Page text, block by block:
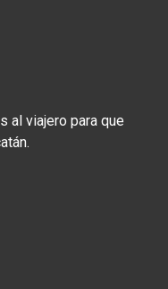
al viajero para que